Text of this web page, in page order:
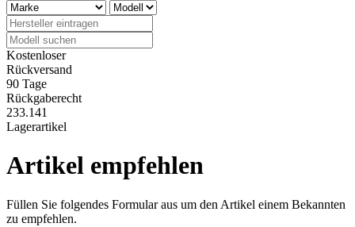
Kostenloser
Rückversand
90 Tage
Rückgaberecht
233.141
Lagerartikel
Artikel empfehlen
Füllen Sie folgendes Formular aus um den Artikel einem Bekannten
zu empfehlen.